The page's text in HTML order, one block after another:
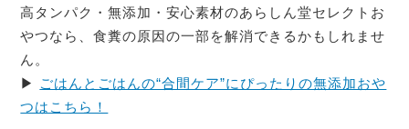
高タンパク・無添加・安心素材のあらしん堂セレクトお
やつなら、食糞の原因の一部を解消できるかもしれませ
ん。
▶ ごはんとごはんの“合間ケア”にぴったりの無添加おや
つはこちら！